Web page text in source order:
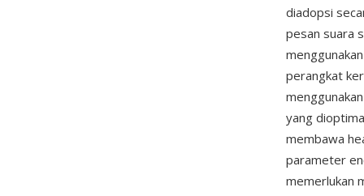
diadopsi
pesan suara
perangkat
yang
membawa
parameter
memerlukan